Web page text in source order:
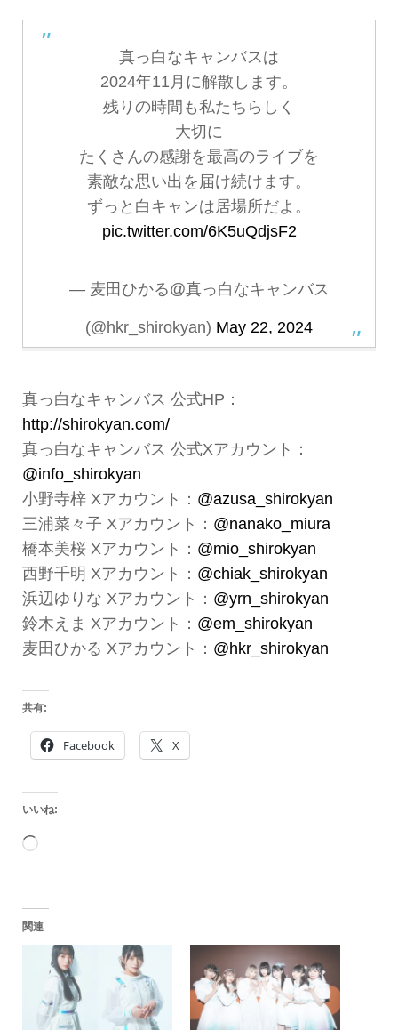
真っ白なキャンバスは
2024年11月に解散します。
残りの時間も私たちらしく
大切に
たくさんの感謝を最高のライブを
素敵な思い出を届け続けます。
ずっと白キャンは居場所だよ。
pic.twitter.com/6K5uQdjsF2
— 麦田ひかる@真っ白なキャンバス
(@hkr_shirokyan) May 22, 2024
真っ白なキャンバス 公式HP：
http://shirokyan.com/
真っ白なキャンバス 公式Xアカウント：
@info_shirokyan
小野寺梓 Xアカウント： @azusa_shirokyan
三浦菜々子 Xアカウント： @nanako_miura
橋本美桜 Xアカウント： @mio_shirokyan
西野千明 Xアカウント： @chiak_shirokyan
浜辺ゆりな Xアカウント： @yrn_shirokyan
鈴木えま Xアカウント： @em_shirokyan
麦田ひかる Xアカウント： @hkr_shirokyan
共有:
Facebook X
いいね:
読
込
み
中…
関連